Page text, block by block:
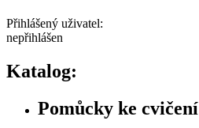
Přihlášený uživatel:
nepřihlášen
Katalog:
Pomůcky ke cvičení